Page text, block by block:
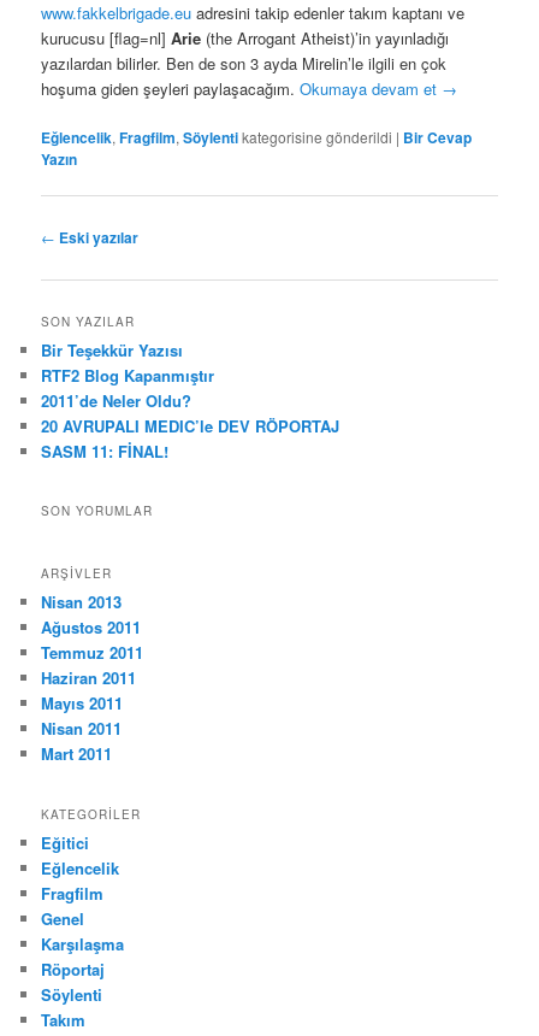
www.fakkelbrigade.eu adresini takip edenler takım kaptanı ve
kurucusu [flag=nl]Arie (the Arrogant Atheist)’in yayınladığı
yazılardan bilirler. Ben de son 3 ayda Mirelin’le ilgili en çok
hoşuma giden şeyleri paylaşacağım.Okumaya devam et →
Eğlencelik,Fragfilm,Söylentikategorisine gönderildi | Bir Cevap
Yazın
Yazı
← Eski yazılar
SON YAZILAR
Bir Teşekkür Yazısı
RTF2 Blog Kapanmıştır
2011’de Neler Oldu?
20 AVRUPALI MEDIC’le DEV RÖPORTAJ
SASM 11: FİNAL!
SON YORUMLAR
ARŞIVLER
Nisan 2013
Ağustos 2011
Temmuz 2011
Haziran 2011
Mayıs 2011
Nisan 2011
Mart 2011
KATEGORILER
Eğitici
Eğlencelik
Fragfilm
Genel
Karşılaşma
Röportaj
Söylenti
Takım